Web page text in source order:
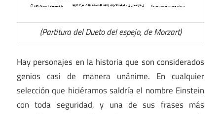
(Partitura del Dueto del espejo, de Morzart)
Hay personajes en la historia que son considerados
genios casi de manera unánime. En cualquier
selección que hiciéramos saldría el nombre Einstein
con toda seguridad, y una de sus frases más